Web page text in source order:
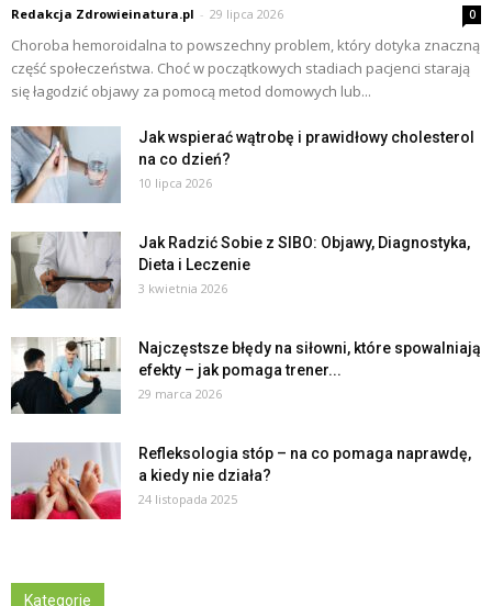
Redakcja Zdrowieinatura.pl - 29 lipca 2026 0
Choroba hemoroidalna to powszechny problem, który dotyka znaczną
część społeczeństwa. Choć w początkowych stadiach pacjenci starają
się łagodzić objawy za pomocą metod domowych lub...
Jak wspierać wątrobę i prawidłowy cholesterol
na co dzień?
10 lipca 2026
Jak Radzić Sobie z SIBO: Objawy, Diagnostyka,
Dieta i Leczenie
3 kwietnia 2026
Najczęstsze błędy na siłowni, które spowalniają
efekty – jak pomaga trener...
29 marca 2026
Refleksologia stóp – na co pomaga naprawdę,
a kiedy nie działa?
24 listopada 2025
Kategorie